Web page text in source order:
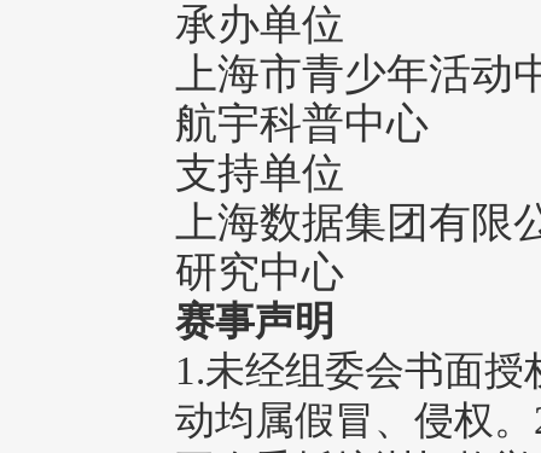
承办单位
上海市青少年活动
航宇科普中心
支持单位
上海数据集团有限
研究中心
赛事声明
1.未经组委会书面
动均属假冒、侵权